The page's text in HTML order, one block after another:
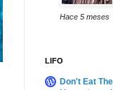
Hace 5 meses
LIFO
Don't Eat